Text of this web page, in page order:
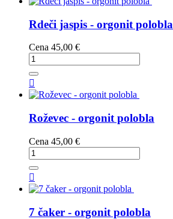
Rdeči jaspis - orgonit polobla
Cena 45,00 €

Roževec - orgonit polobla
Cena 45,00 €

7 čaker - orgonit polobla